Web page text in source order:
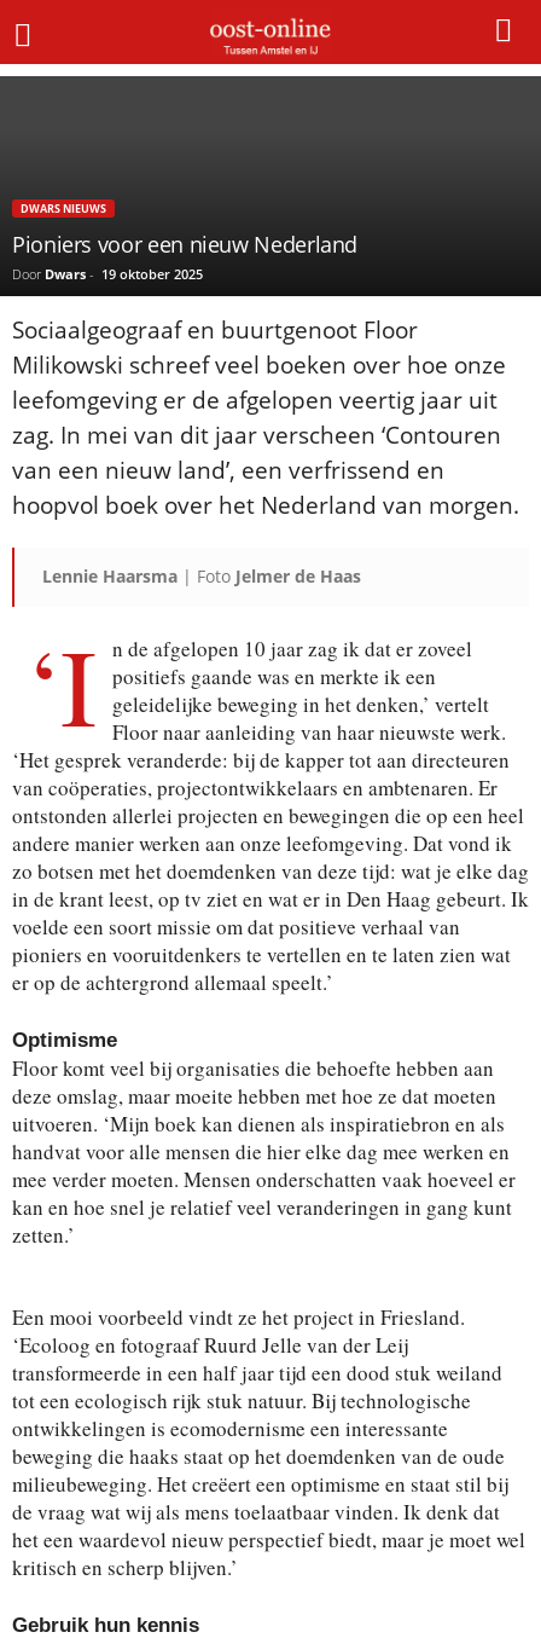
Home Pioniers voor een nieuw Nederland
DWARS NIEUWS
Pioniers voor een nieuw Nederland
Door Dwars - 19 oktober 2025
Sociaalgeograaf en buurtgenoot Floor
Milikowski schreef veel boeken over hoe onze
leefomgeving er de afgelopen veertig jaar uit
zag. In mei van dit jaar verscheen ‘Contouren
van een nieuw land’, een verfrissend en
hoopvol boek over het Nederland van morgen.
Lennie Haarsma | Foto Jelmer de Haas
‘I
n de afgelopen 10 jaar zag ik dat er zoveel
positiefs gaande was en merkte ik een
geleidelijke beweging in het denken,’ vertelt
Floor naar aanleiding van haar nieuwste werk.
‘Het gesprek veranderde: bij de kapper tot aan directeuren
van coöperaties, projectontwikkelaars en ambtenaren. Er
ontstonden allerlei projecten en bewegingen die op een heel
andere manier werken aan onze leefomgeving. Dat vond ik
zo botsen met het doemdenken van deze tijd: wat je elke dag
in de krant leest, op tv ziet en wat er in Den Haag gebeurt. Ik
voelde een soort missie om dat positieve verhaal van
pioniers en vooruitdenkers te vertellen en te laten zien wat
er op de achtergrond allemaal speelt.’
Optimisme
Floor komt veel bij organisaties die behoefte hebben aan
deze omslag, maar moeite hebben met hoe ze dat moeten
uitvoeren. ‘Mijn boek kan dienen als inspiratiebron en als
handvat voor alle mensen die hier elke dag mee werken en
mee verder moeten. Mensen onderschatten vaak hoeveel er
kan en hoe snel je relatief veel veranderingen in gang kunt
zetten.’
Een mooi voorbeeld vindt ze het project in Friesland.
‘Ecoloog en fotograaf Ruurd Jelle van der Leij
transformeerde in een half jaar tijd een dood stuk weiland
tot een ecologisch rijk stuk natuur. Bij technologische
ontwikkelingen is ecomodernisme een interessante
beweging die haaks staat op het doemdenken van de oude
milieubeweging. Het creëert een optimisme en staat stil bij
de vraag wat wij als mens toelaatbaar vinden. Ik denk dat
het een waardevol nieuw perspectief biedt, maar je moet wel
kritisch en scherp blijven.’
Gebruik hun kennis